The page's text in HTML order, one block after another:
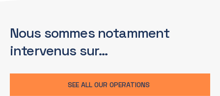
Nous sommes notamment
intervenus sur…
SEE ALL OUR OPERATIONS